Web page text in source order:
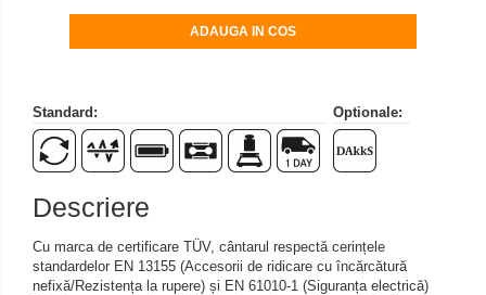
Adaptor camera microscop
Carcase si genti
Cleme
Condensator microscop
Filtru Lambda
Filtru Quartz wedge
Huse de protectie
ADAUGA IN COS
Standard: Optionale:
Descriere
Cu marca de certificare TÜV, cântarul respectă cerințele
standardelor EN 13155 (Accesorii de ridicare cu încărcătură
nefixă/Rezistența la rupere) și EN 61010-1 (Siguranța electrică)